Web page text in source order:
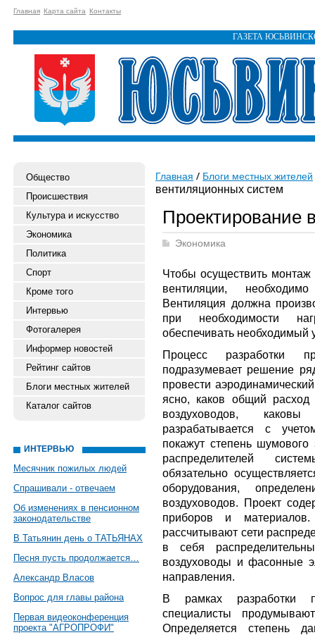
Главная Карта сайта Контакты
ГАЗЕТА
Общество
Происшествия
Культура и искусство
Экономика
Политика
Спорт
Кроме того
Интервью
Фотогалерея
Информер новостей
Рейтинг сайтов
Блоги местных жителей
Каталог сайтов
ИНТЕРВЬЮ
Месячник пожилых людей
Спрашивали - отвечаем
Об изменениях в пенсионном
законодательстве
В Татьянин день о ТАТЬЯНАХ
Песня пусть продолжается…
Александр Власов
Вопрос для главы района
Первая видеоконференция
проекта "АГРОПРОФИ"
Главная Блоги местных жителей
вентиляционных систем
Проектирование
Экономика
Чтобы осуществить
вентиляции,
Вентиляция должна
при необходимости
обеспечивать необходимый
Процесс разработки
подразумевает решение
провести
ясно, каков общий расход
воздуховодов,
разрабатывается с
покажут степень
распределителей
обязательно
оборудования,
воздуховодов. Проект
приборов и
рассчитывают сети
в себя
воздуховоды и фасонные
направления.
В рамках разработки
специалисты
Определяется степень